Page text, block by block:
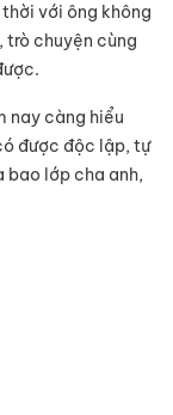
với ông không
trò chuyện cùng
nay càng hiểu
được độc lập, tự
bao lớp cha anh,